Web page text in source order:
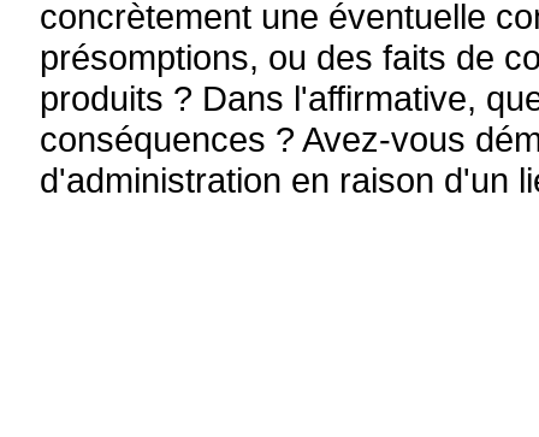
concrètement une éventuelle
présomptions, ou des faits de
produits ? Dans l'affirmative,
conséquences ? Avez-vous
d'administration en raison d'un